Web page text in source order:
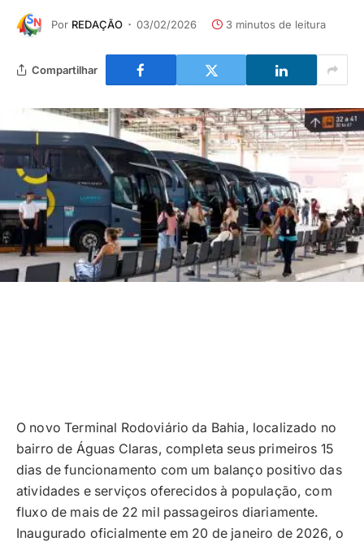
Por REDAÇÃO 03/02/2026 3 minutos de leitura
Compartilhar
O novo Terminal Rodoviário da Bahia, localizado no
bairro de Águas Claras, completa seus primeiros 15
dias de funcionamento com um balanço positivo das
atividades e serviços oferecidos à população, com
fluxo de mais de 22 mil passageiros diariamente.
Inaugurado oficialmente em 20 de janeiro de 2026, o